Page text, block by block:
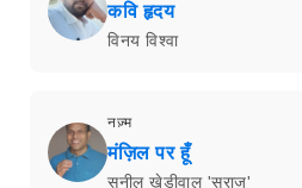
कवि हृदय
विनय विश्वा
नज़्म
मंज़िल पर हूँ
सुनील खेड़ीवाल 'सुराज'